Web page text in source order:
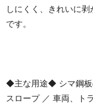
しにくく、きれいに
です。
◆主な用途◆ シマ鋼板
スロープ ／ 車両、ト